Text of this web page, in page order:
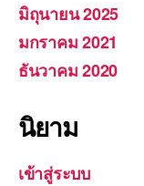
มิถุนายน 2025
มกราคม 2021
ธันวาคม 2020
นิยาม
เข้าสู่ระบบ